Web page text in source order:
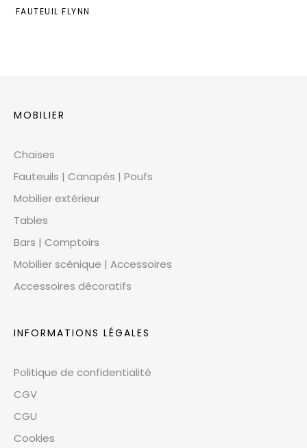
FAUTEUIL FLYNN
MOBILIER
Chaises
Fauteuils | Canapés | Poufs
Mobilier extérieur
Tables
Bars | Comptoirs
Mobilier scénique | Accessoires
Accessoires décoratifs
INFORMATIONS LÉGALES
Politique de confidentialité
CGV
CGU
Cookies